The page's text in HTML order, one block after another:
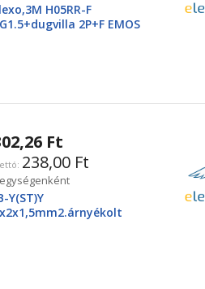
H05RR-F
2P+F EMOS
Ft
238,00 Ft
Y(ST)Y